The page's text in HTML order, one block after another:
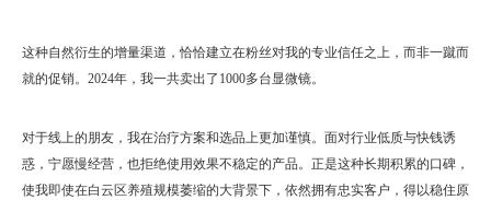
这种自然衍生的增量渠道，恰恰建立在粉丝对我的专业信任之上，而非一蹴而
就的促销。2024年，我一共卖出了1000多台显微镜。
对于线上的朋友，我在治疗方案和选品上更加谨慎。面对行业低质与快钱诱
惑，宁愿慢经营，也拒绝使用效果不稳定的产品。正是这种长期积累的口碑，
使我即使在白云区养殖规模萎缩的大背景下，依然拥有忠实客户，得以稳住原